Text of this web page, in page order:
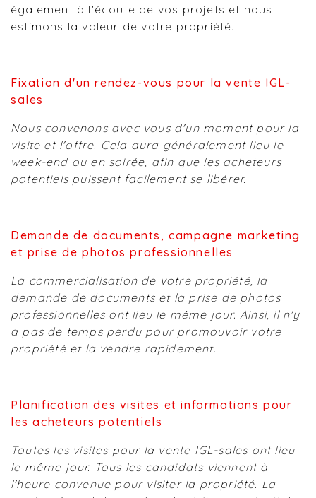
également à l'écoute de vos projets et nous
estimons la valeur de votre propriété.
Fixation d'un rendez-vous pour la vente IGL-
sales
Nous convenons avec vous d'un moment pour la
visite et l'offre. Cela aura généralement lieu le
week-end ou en soirée, afin que les acheteurs
potentiels puissent facilement se libérer.
Demande de documents, campagne marketing
et prise de photos professionnelles
La commercialisation de votre propriété, la
demande de documents et la prise de photos
professionnelles ont lieu le même jour. Ainsi, il n'y
a pas de temps perdu pour promouvoir votre
propriété et la vendre rapidement.
Planification des visites et informations pour
les acheteurs potentiels
Toutes les visites pour la vente IGL-sales ont lieu
le même jour. Tous les candidats viennent à
l'heure convenue pour visiter la propriété. La